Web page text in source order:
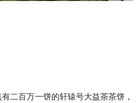
二百万一饼的轩辕号大益茶茶饼，